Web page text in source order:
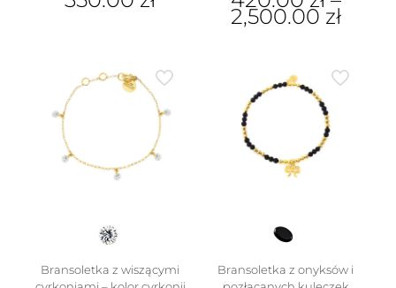
2,500.00 zł
ma
wiele
wariantów.
można
wybrać
na
Bransoletka z wiszącymi
Bransoletka z onyksów i